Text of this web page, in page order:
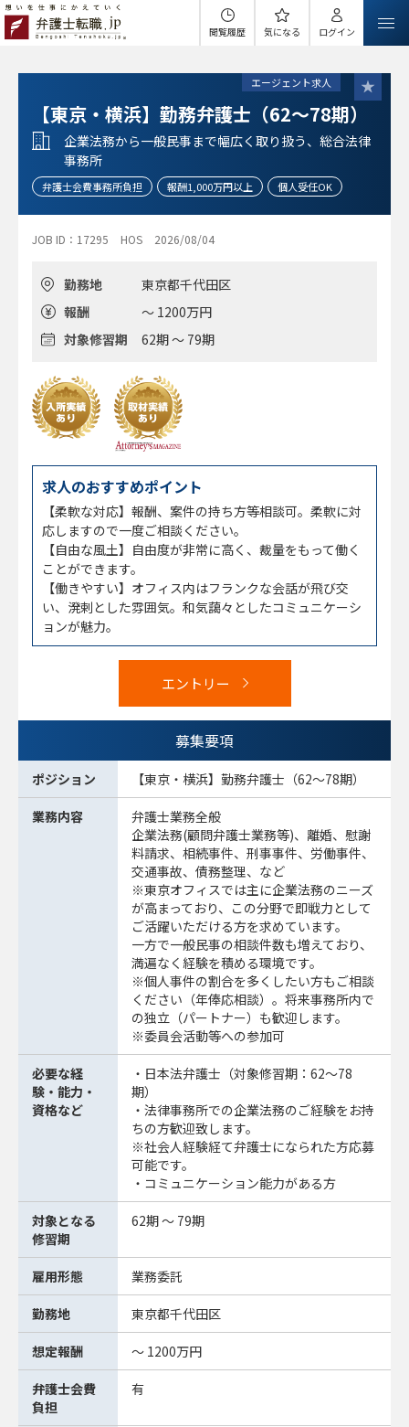
閲覧履歴 気になる ログイン
エージェント求人
【東京・横浜】勤務弁護士（62～78期）
企業法務から一般民事まで幅広く取り扱う、総合法律
事務所
弁護士会費事務所負担 報酬1,000万円以上 個人受任OK
JOB ID：17295 HOS 2026/08/04
勤務地
東京都千代田区
報酬
～ 1200万円
対象修習期
62期 ～ 79期
求人のおすすめポイント
【柔軟な対応】報酬、案件の持ち方等相談可。柔軟に対
応しますので一度ご相談ください。
【自由な風土】自由度が非常に高く、裁量をもって働く
ことができます。
【働きやすい】オフィス内はフランクな会話が飛び交
い、溌剌とした雰囲気。和気藹々としたコミュニケーシ
ョンが魅力。
エントリー
募集要項
ポジション 【東京・横浜】勤務弁護士（62～78期）
業務内容
弁護士業務全般
企業法務(顧問弁護士業務等)、離婚、慰謝
料請求、相続事件、刑事事件、労働事件、
交通事故、債務整理、など
※東京オフィスでは主に企業法務のニーズ
が高まっており、この分野で即戦力として
ご活躍いただける方を求めています。
一方で一般民事の相談件数も増えており、
満遍なく経験を積める環境です。
※個人事件の割合を多くしたい方もご相談
ください（年俸応相談）。将来事務所内で
の独立（パートナー）も歓迎します。
※委員会活動等への参加可
必要な経
験・能力・
資格など
・日本法弁護士（対象修習期：62～78
期）
・法律事務所での企業法務のご経験をお持
ちの方歓迎致します。
※社会人経験経て弁護士になられた方応募
可能です。
・コミュニケーション能力がある方
対象となる
修習期
62期 ～ 79期
雇用形態 業務委託
勤務地 東京都千代田区
想定報酬 ～ 1200万円
弁護士会費
負担
有